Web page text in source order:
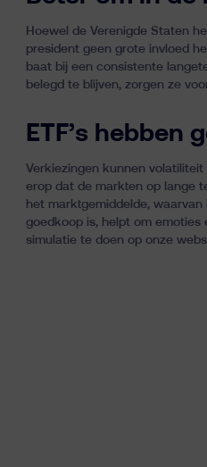
Hoewel de Verenigde Staten
president geen grote invloed
baat bij een consistente
belegd te blijven, zorgen ze
ETF’s hebben
Verkiezingen kunnen
erop dat de markten op lange
het marktgemiddelde,
goedkoop is, helpt om emoties
simulatie te doen op onze